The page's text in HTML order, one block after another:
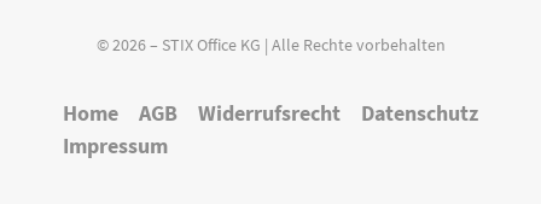
© 2026 – STIX Office KG | Alle Rechte vorbehalten
Home AGB Widerrufsrecht
Datenschutz
Impressum